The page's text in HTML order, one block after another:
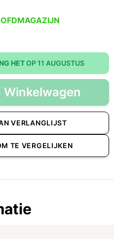
HETOP 11 AUGUSTUS
Winkelwagen
VERLANGLIJST
TE VERGELIJKEN